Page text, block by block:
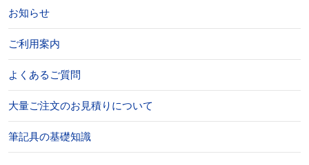
お知らせ
ご利用案内
よくあるご質問
大量ご注文のお見積りについて
筆記具の基礎知識